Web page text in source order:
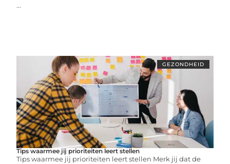
...
GEZONDHEID
Tips waarmee jij prioriteiten leert stellen
Tips waarmee jij prioriteiten leert stellen Merk jij dat de